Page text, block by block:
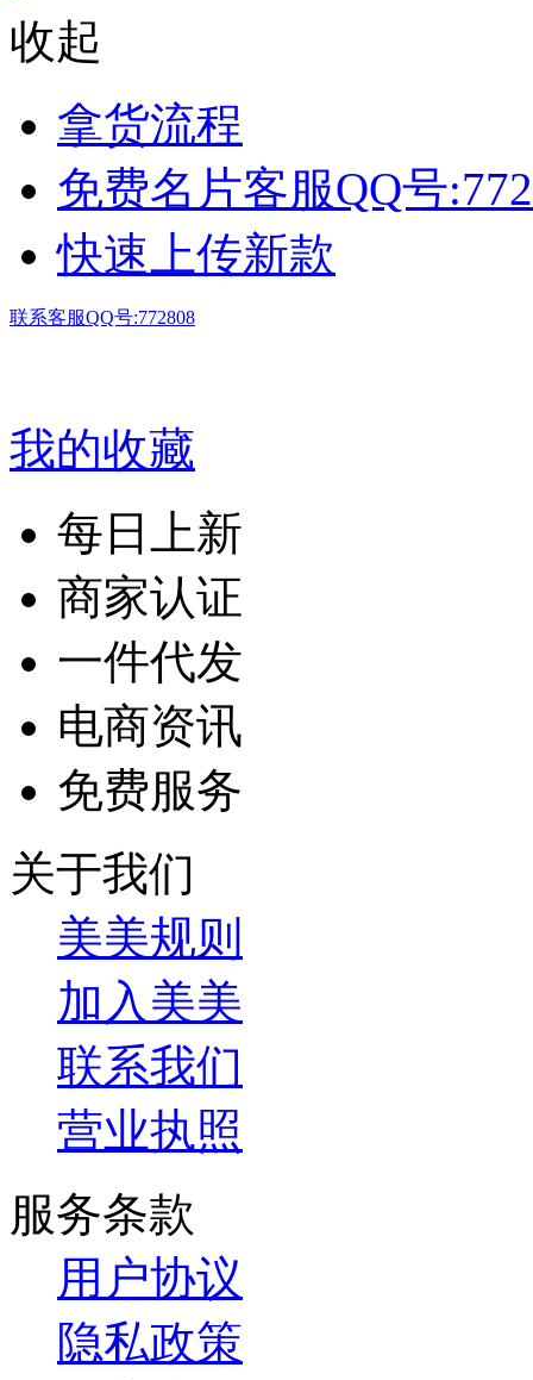
收起
拿货流程
免费名片客服QQ号
快速上传新款
联系客服QQ号:772808
我的收藏
每日上新
商家认证
一件代发
电商资讯
免费服务
关于我们
美美规则
加入美美
联系我们
营业执照
服务条款
用户协议
隐私政策